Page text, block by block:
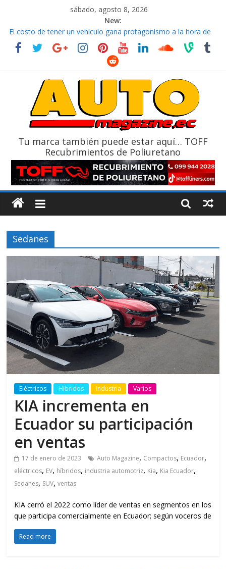
sábado, agosto 8, 2026
New:
El costo de tener un vehículo gana protagonismo a la hora de
decidir
Ultima película ‘Spider‑Man: Brand New Day’ pone en escena a
La Vuelta al Ecuador 2026, edición 47ª, recorre 7 provincias en 8
La FEDAK recibe 12 Sinotruk Bolden para cubrir las rutas de La
Tu marca también puede estar aquí… TOFF
Recubrimientos de Poliuretano
Sedanes
Eléctricos Híbridos Industria Varios
KIA incrementa en
Ecuador su participación
en ventas
17 de enero de 2023 Auto Magazine, Compactos, Ecuador,
eléctricos, EV, híbridos, industria automotriz, Kia, Kia Ecuador,
Sedanes, SUV,ventas
KIA cerró el 2022 como líder de ventas en segmentos en los
que participa comercialmente en Ecuador; según voceros de
Read more